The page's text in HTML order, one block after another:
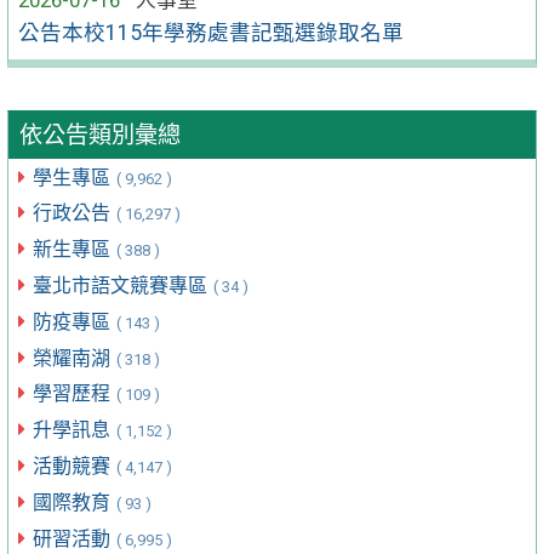
公告本校115年學務處書記甄選錄取名單
依公告類別彙總
學生專區 ( 9,962 )
行政公告 ( 16,297 )
新生專區 ( 388 )
臺北市語文競賽專區 ( 34 )
防疫專區 ( 143 )
榮耀南湖 ( 318 )
學習歷程 ( 109 )
升學訊息 ( 1,152 )
活動競賽 ( 4,147 )
國際教育 ( 93 )
研習活動 ( 6,995 )